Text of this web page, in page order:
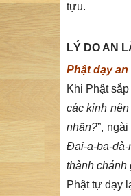
tựu.
LÝ DO AN
Phật dạy an
Khi Phật
các kinh
nhãn?”,
Đại-a-ba-đà-
thành
Phật tự dạy